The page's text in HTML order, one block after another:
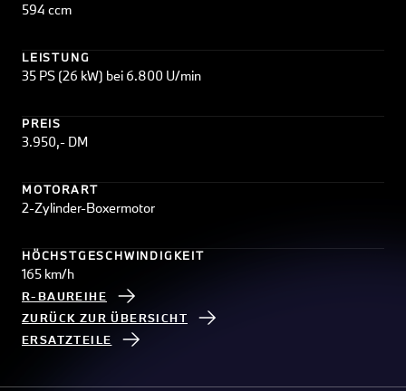
594 ccm
LEISTUNG
35 PS (26 kW) bei 6.800 U/min
PREIS
3.950,- DM
MOTORART
2-Zylinder-Boxermotor
HÖCHSTGESCHWINDIGKEIT
165 km/h
R-BAUREIHE
ZURÜCK ZUR ÜBERSICHT
ERSATZTEILE